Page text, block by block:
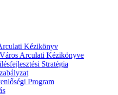
Kézikönyv
Város Arculati Kézikönyve
Stratégia
Program